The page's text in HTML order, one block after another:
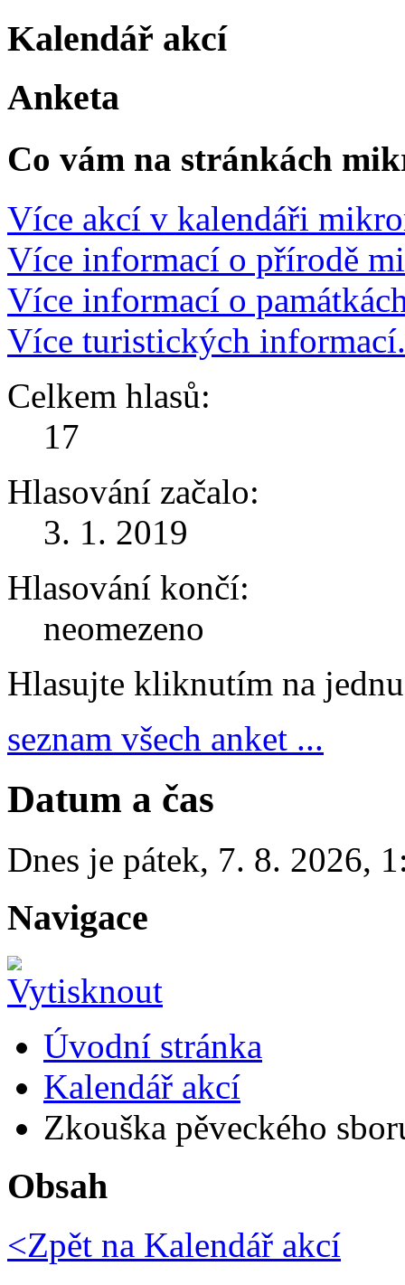
Kalendář akcí
Anketa
Co vám na stránkách
Více akcí v kalendáři
Více informací o přírodě
Více informací o
Více turistických
Celkem hlasů:
17
Hlasování začalo:
3. 1. 2019
Hlasování končí:
neomezeno
Hlasujte kliknutím na
seznam všech anket ...
Datum a čas
Dnes je pátek, 7. 8. 2026,
Navigace
Úvodní stránka
Kalendář akcí
Zkouška pěveckého
Obsah
<Zpět na Kalendář akcí